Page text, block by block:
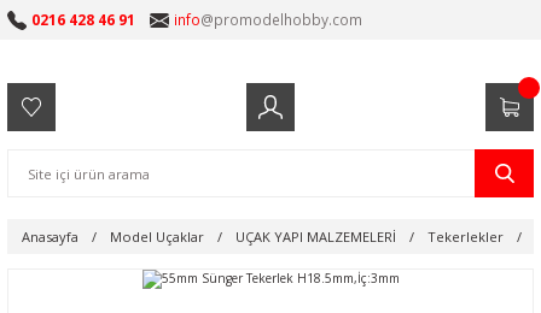
0216 428 46 91 info@promodelhobby.com
Anasayfa Model Uçaklar UÇAK YAPI MALZEMELERİ Tekerlekler